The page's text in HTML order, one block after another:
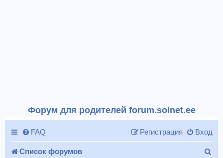
Форум для родителей forum.solnet.ee
FAQ Вход
Регистрация
Список форумов